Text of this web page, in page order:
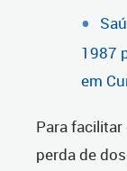
1987
em
Para
perda de